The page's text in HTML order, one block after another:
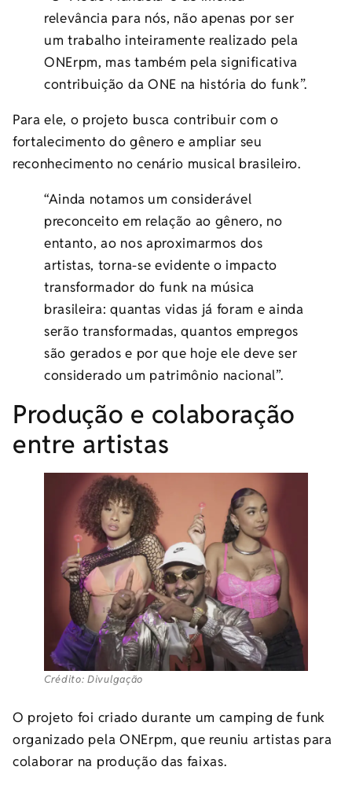
relevância para nós, não apenas por ser
um trabalho inteiramente realizado pela
ONErpm, mas também pela significativa
contribuição da ONE na história do funk”.
Para ele, o projeto busca contribuir com o
fortalecimento do gênero e ampliar seu
reconhecimento no cenário musical brasileiro.
“Ainda notamos um considerável
preconceito em relação ao gênero, no
entanto, ao nos aproximarmos dos
artistas, torna-se evidente o impacto
transformador do funk na música
brasileira: quantas vidas já foram e ainda
serão transformadas, quantos empregos
são gerados e por que hoje ele deve ser
considerado um patrimônio nacional”.
Produção e colaboração
entre artistas
Crédito: Divulgação
O projeto foi criado durante um camping de funk
organizado pela ONErpm, que reuniu artistas para
colaborar na produção das faixas.